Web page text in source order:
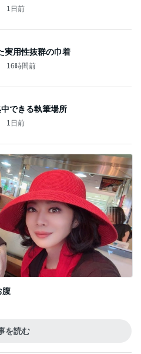
1日前
実用性抜群の巾着
16時間前
できる執筆場所
1日前
腹
を読む